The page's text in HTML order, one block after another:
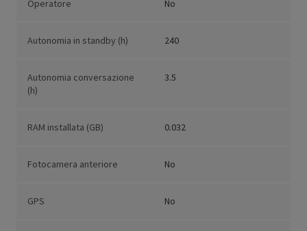
Operatore No
Autonomia in standby (h) 240
Autonomia conversazione
(h)
3.5
RAM installata (GB) 0.032
Fotocamera anteriore No
GPS No